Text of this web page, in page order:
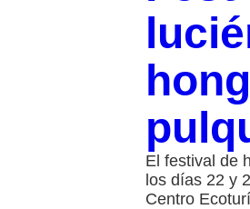
El festival de
los días 22 y
Centro